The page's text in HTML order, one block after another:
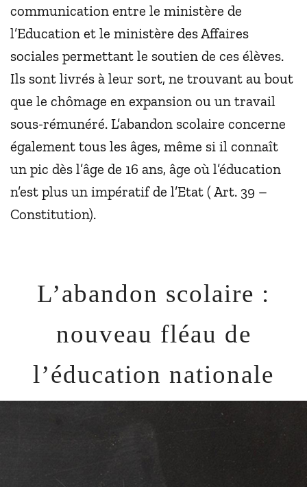
communication entre le ministère de
l’Education et le ministère des Affaires
sociales permettant le soutien de ces élèves.
Ils sont livrés à leur sort, ne trouvant au bout
que le chômage en expansion ou un travail
sous-rémunéré. L’abandon scolaire concerne
également tous les âges, même si il connaît
un pic dès l’âge de 16 ans, âge où l’éducation
n’est plus un impératif de l’Etat ( Art. 39 –
Constitution).
L’abandon scolaire :
nouveau fléau de
l’éducation nationale